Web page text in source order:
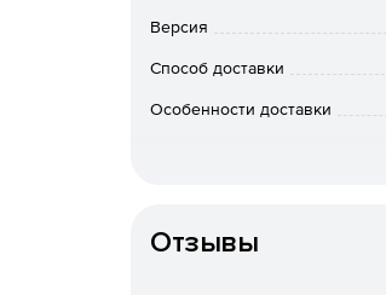
Безагентный мониторинг
IPSentry может
Версия
Способ доставки
Особенности доставки
Отзывы